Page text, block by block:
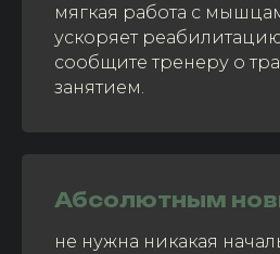
мягкая работа с
ускоряет
сообщите тренеру о
занятием.
Абсолютным
не нужна никакая